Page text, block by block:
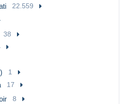
22.559
38
1
17
8